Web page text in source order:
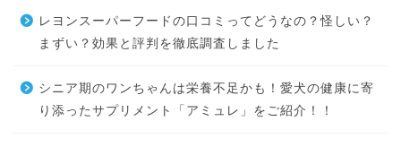
レヨンスーパーフードの口コミってどうなの？怪しい？
まずい？効果と評判を徹底調査しました
シニア期のワンちゃんは栄養不足かも！愛犬の健康に寄
り添ったサプリメント「アミュレ」をご紹介！！